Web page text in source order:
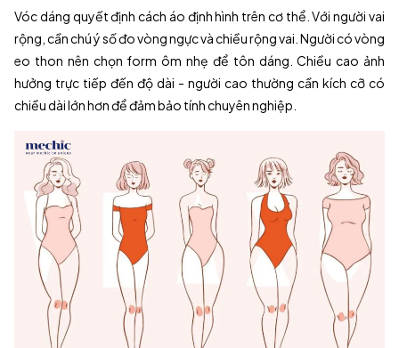
Vóc dáng quyết định cách áo định hình trên cơ thể. Với người vai
rộng, cần chú ý số đo vòng ngực và chiều rộng vai. Người có vòng
eo thon nên chọn form ôm nhẹ để tôn dáng. Chiều cao ảnh
hưởng trực tiếp đến độ dài - người cao thường cần kích cỡ có
chiều dài lớn hơn để đảm bảo tính chuyên nghiệp.